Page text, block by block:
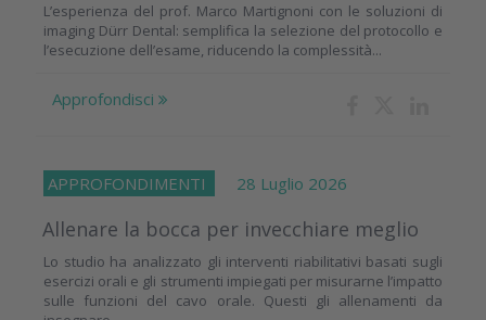
L’esperienza del prof. Marco Martignoni con le soluzioni di
imaging Dürr Dental: semplifica la selezione del protocollo e
l’esecuzione dell’esame, riducendo la complessità...
Approfondisci
APPROFONDIMENTI 28 Luglio 2026
Allenare la bocca per invecchiare meglio
Lo studio ha analizzato gli interventi riabilitativi basati sugli
esercizi orali e gli strumenti impiegati per misurarne l’impatto
sulle funzioni del cavo orale. Questi gli allenamenti da